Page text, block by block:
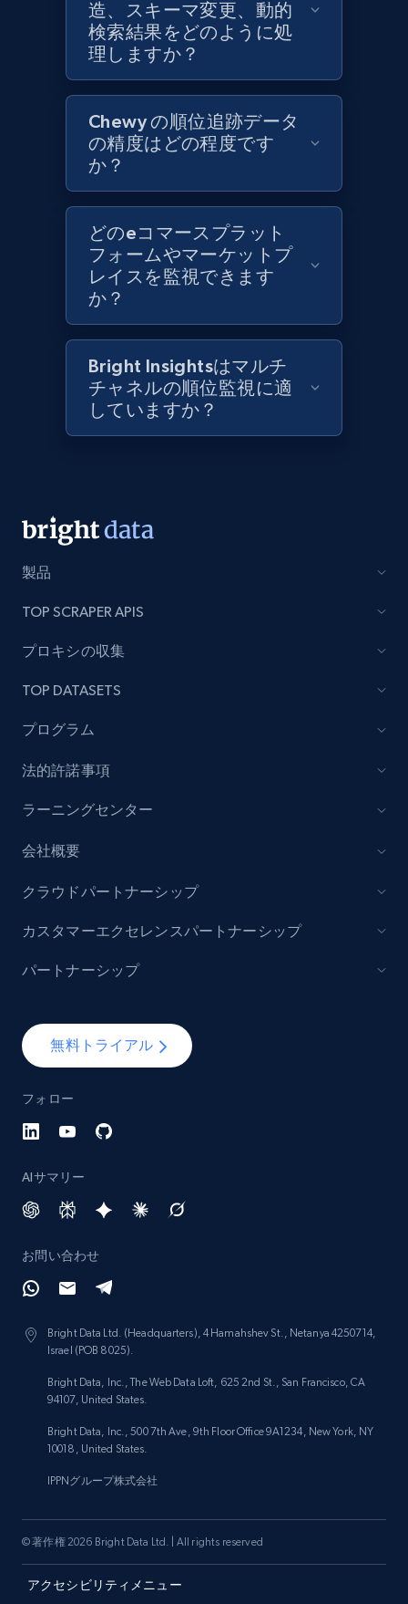
1.1K+ 148+ 今すぐ始める
Best Buy products - Collect data on
products using specified keywords
URL, Product id, Title, Images, Final price,
1.1K+ 148+ 今すぐ始める
Lowes.com
URL, Domain, Marketplace pn, Sku, Other pn,
Model number, Gtin ean pn, Product name, and
Lowes.com - Gather data on products using
specified keywords
Model number, Gtin ean pn, Product name, and
991+
Lowes.com - Collect records by category
URL, Domain, Marketplace pn, Sku, Other pn,
Model number, Gtin ean pn, Product name, and
more.
991+ 162+
Lazada - Products
price, Currency, Stock, and more.
Lazada - Products - Discover products by
URL, Title, Rating, Reviews, Initial price, Final
988+
Lazada - Products - Discover products by
category URL or brand URL
URL, Title, Rating, Reviews, Initial price, Final
price, Currency, Stock, and more.
Lazada - Products - Discover products by
造、スキーマ変更、動的
検索結果をどのように処
理しますか？
Chewy の順位追跡データ
の精度はどの程度です
か？
どのeコマースプラット
フォームやマーケットプ
レイスを監視できます
か？
Bright Insightsはマルチ
チャネルの順位監視に適
していますか？
製品
TOP SCRAPER APIS
プロキシの収集
TOP DATASETS
プログラム
法的許諾事項
ラーニングセンター
会社概要
無料トライアル
フォロー
AIサマリー
お問い合わせ
Bright Data Ltd. (Headquarters), 4 Hamahshev St., Netanya 4250714,
Israel (POB 8025).
Bright Data, Inc., The Web Data Loft, 625 2nd St., San Francisco, CA
94107, United States.
Bright Data, Inc., 500 7th Ave, 9th Floor Office 9A1234, New York, NY
10018, United States.
IPPNグループ株式会社
クラウドパートナーシップ
カスタマーエクセレンスパートナーシップ
パートナーシップ
アクセシビリティメニュー
© 著作権 2026 Bright Data Ltd. | All rights reserved